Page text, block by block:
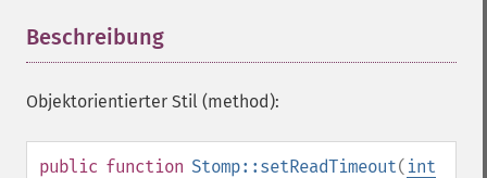
Beschreibung
Objektorientierter Stil (method):
public function Stomp::setReadTimeout( int